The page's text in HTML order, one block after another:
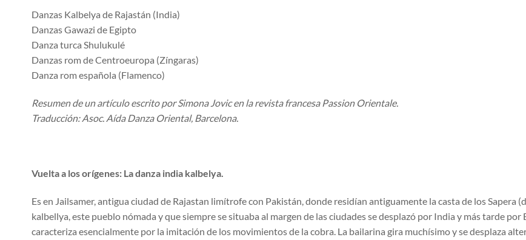
Danzas Kalbelya de Rajastán (India)
Danzas Gawazi de Egipto
Danza turca Shulukulé
Danzas rom de Centroeuropa (Zíngaras)
Danza rom española (Flamenco)
Resumen de un artículo escrito por Simona Jovic en la revista francesa Passion Orientale.
Traducción: Asoc. Aída Danza Oriental, Barcelona.
Vuelta a los orígenes: La danza india kalbelya.
Es en Jailsamer, antigua ciudad de Rajastan limítrofe con Pakistán, donde residían antiguamente la casta de los Sapera
kalbellya, este pueblo nómada y que siempre se situaba al margen de las ciudades se desplazó por India y más tarde por
caracteriza esencialmente por la imitación de los movimientos de la cobra. La bailarina gira muchísimo y se desplaza